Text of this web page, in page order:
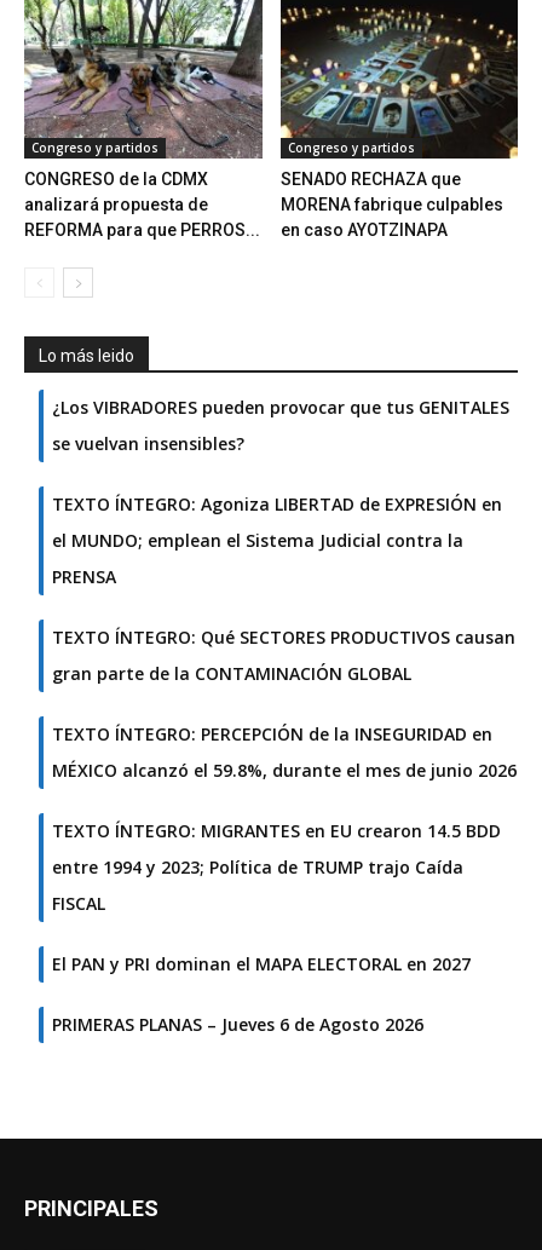
Congreso y partidos
CONGRESO de la CDMX
analizará propuesta de
REFORMA para que PERROS...
Congreso y partidos
SENADO RECHAZA que
MORENA fabrique culpables
en caso AYOTZINAPA
Lo más leido
¿Los VIBRADORES pueden provocar que tus GENITALES
se vuelvan insensibles?
TEXTO ÍNTEGRO: Agoniza LIBERTAD de EXPRESIÓN en
el MUNDO; emplean el Sistema Judicial contra la
PRENSA
TEXTO ÍNTEGRO: Qué SECTORES PRODUCTIVOS causan
gran parte de la CONTAMINACIÓN GLOBAL
TEXTO ÍNTEGRO: PERCEPCIÓN de la INSEGURIDAD en
MÉXICO alcanzó el 59.8%, durante el mes de junio 2026
TEXTO ÍNTEGRO: MIGRANTES en EU crearon 14.5 BDD
entre 1994 y 2023; Política de TRUMP trajo Caída
FISCAL
El PAN y PRI dominan el MAPA ELECTORAL en 2027
PRIMERAS PLANAS – Jueves 6 de Agosto 2026
PRINCIPALES